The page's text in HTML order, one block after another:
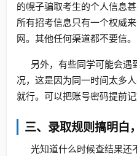
的幌子骗取考生的个人信息
所有招考信息只有一个权威
网。其他任何渠道都不要信。
另外，有些同学可能会遇
况，这是因为同一时间太多
就行。可以把账号密码提前
三、录取规则搞明白
光知道什么时候查结果还